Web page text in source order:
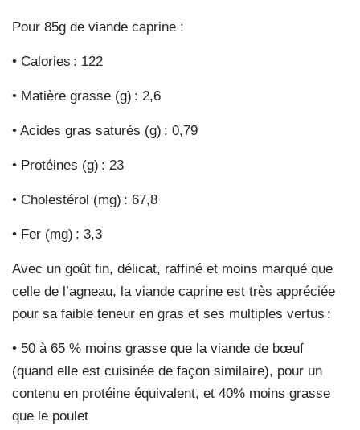
Pour 85g de viande caprine :
• Calories : 122
• Matière grasse (g) : 2,6
• Acides gras saturés (g) : 0,79
• Protéines (g) : 23
• Cholestérol (mg) : 67,8
• Fer (mg) : 3,3
Avec un goût fin, délicat, raffiné et moins marqué que
celle de l’agneau, la viande caprine est très appréciée
pour sa faible teneur en gras et ses multiples vertus :
• 50 à 65 % moins grasse que la viande de bœuf
(quand elle est cuisinée de façon similaire), pour un
contenu en protéine équivalent, et 40% moins grasse
que le poulet